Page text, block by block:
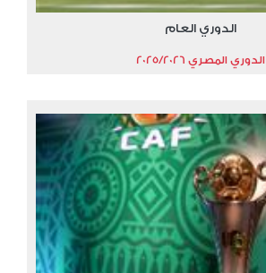
الدوري العام
الدوري المصري 2025/2026